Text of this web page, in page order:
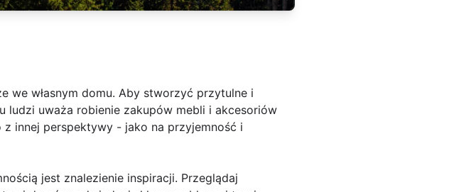
we własnym domu. Aby stworzyć przytulne i
ludzi uważa robienie zakupów mebli i akcesoriów
innej perspektywy - jako na przyjemność i
jest znalezienie inspiracji. Przeglądaj